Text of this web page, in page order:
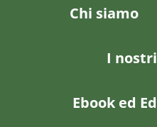
Chi siamo
I
Ebook ed